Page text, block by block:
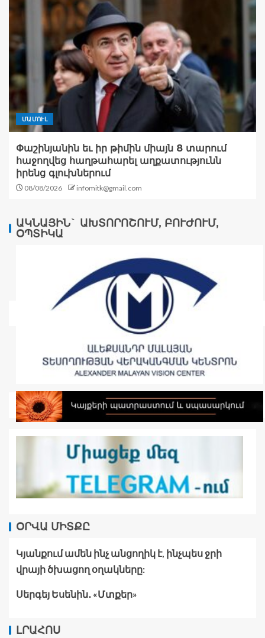
ՄԱՄՈՒԼ
Փաշինյանին եւ իր թիմին միայն 8 տարում
հաջողվեց հաղթահարել աղքատությունն
իրենց գլուխներում
08/08/2026 infomitk@gmail.com
ԱԿՆԱՅԻՆ` ԱԽՏՈՐՈՇՈՒՄ, ԲՈՒԺՈՒՄ,
ՕՊՏԻԿԱ
ՕՐՎԱ ՄԻՏՔԸ
Կյանքում ամեն ինչ անցողիկ է, ինչպես ջրի
վրայի ծխացող օղակները:
Սերգեյ Եսենին․ «Մտքեր»
ԼՐԱՀՈՍ